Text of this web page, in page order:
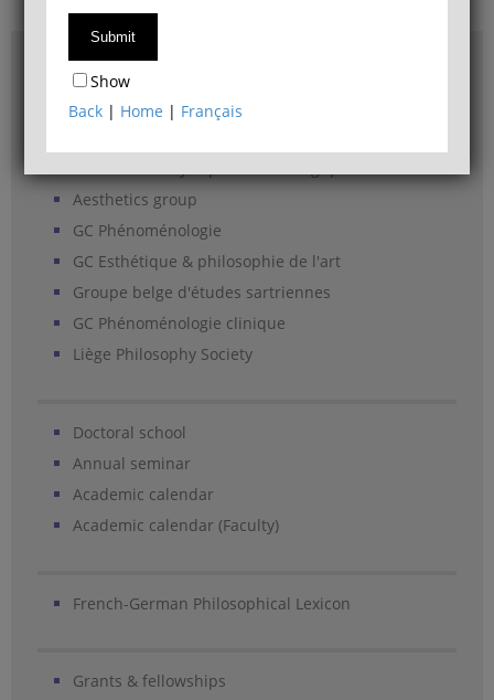
Access & maps
Philosophy Department Library
Aesthetics group
GC Phénoménologie
GC Esthétique & philosophie de l'art
Groupe belge d'études sartriennes
GC Phénoménologie clinique
Liège Philosophy Society
Doctoral school
Annual seminar
Academic calendar
Academic calendar (Faculty)
French-German Philosophical Lexicon
Grants & fellowships
Show
Back | Home | Français